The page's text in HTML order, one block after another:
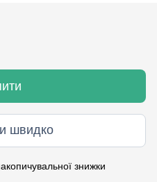
швидко
знижки